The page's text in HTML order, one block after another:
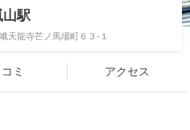
山駅
天龍寺芒ノ馬場町６３-１
ミ アクセス